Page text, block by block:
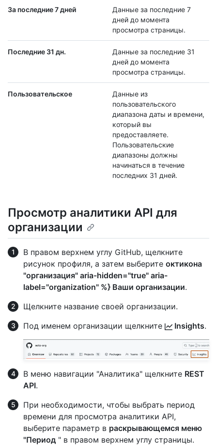
За последние 7 дней
Данные за последние 7
дней до момента
просмотра страницы.
Последние 31 дн.
Данные за последние 31
дней до момента
просмотра страницы.
Пользовательское
Данные из
пользовательского
диапазона даты и времени,
который вы
предоставляете.
Пользовательские
диапазоны должны
начинаться в течение
последних 31 дней.
Просмотр аналитики API для
организации
В правом верхнем углу GitHub, щелкните
рисунок профиля, а затем выберите октикона
"организация" aria-hidden="true" aria-
label="organization" %} Ваши организации.
Щелкните название своей организации.
Под именем организации щелкните
Insights.
В меню навигации "Аналитика" щелкните REST
API.
При необходимости, чтобы выбрать период
времени для просмотра аналитики API,
выберите параметр в раскрывающемся меню
"Период " в правом верхнем углу страницы.